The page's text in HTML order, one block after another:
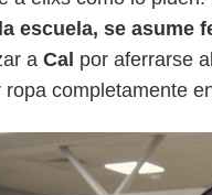
escuela, se asume
a Cal por aferrarse
ropa completamente